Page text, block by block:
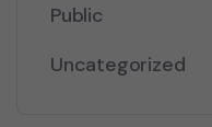
Public
Uncategorized